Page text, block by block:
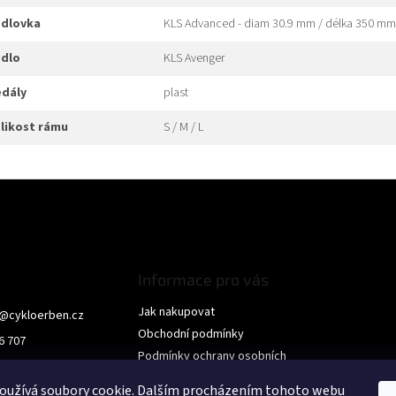
soubory cookie. Dalším procházením tohoto webu
KLS Advanced - diam 30.9 mm / délka 350
KLS Avenger
plast
rámu
S / M / L
cykloerben.cz
707
Informace pro vás
Jak nakupovat
Obchodní podmínky
Podmínky ochrany osobních